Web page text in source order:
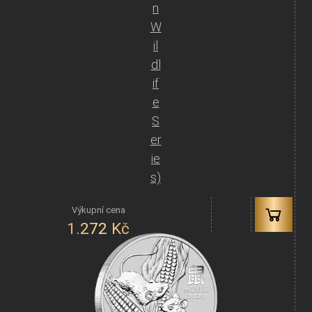
n
W
il
dl
if
e
S
er
ie
s)
1.272 Kč